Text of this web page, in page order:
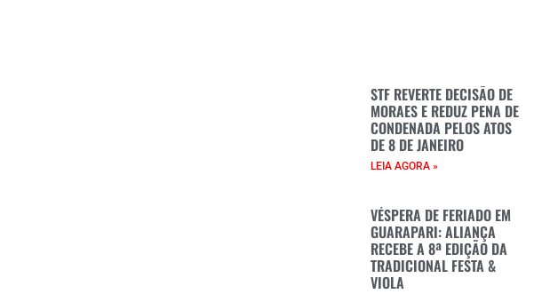
STF REVERTE DECISÃO DE
MORAES E REDUZ PENA DE
CONDENADA PELOS ATOS
DE 8 DE JANEIRO
LEIA AGORA »
VÉSPERA DE FERIADO EM
GUARAPARI: ALIANÇA
RECEBE A 8ª EDIÇÃO DA
TRADICIONAL FESTA &
VIOLA